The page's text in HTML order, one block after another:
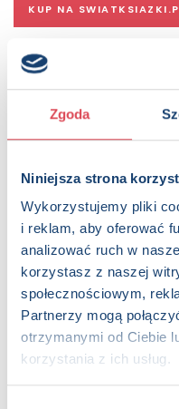
Zgoda
Niniejsza strona
Wykorzystujemy pliki
i reklam, aby oferować
analizować ruch w
korzystasz z naszej
społecznościowym,
Partnerzy mogą
otrzymanymi od Ciebie
korzystania z ich usług.
KUP NA
KUP NA KSIAZKI.PL
Seria czterech
umysłową, sprawność
w świecie pełnym
labirynty, wyszukiwać
identyfikować kształty,
Zadania zostały ujęte w
graficzną.
Strony:16 , Format:
ISBN:978-83-8216-735-1